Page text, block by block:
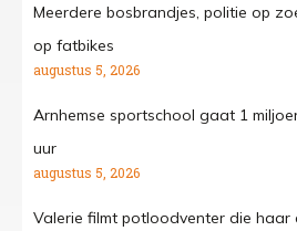
Meerdere bosbrandjes, politie op
op fatbikes
augustus 5, 2026
Arnhemse sportschool gaat 1
uur
augustus 5, 2026
Valerie filmt potloodventer die haar